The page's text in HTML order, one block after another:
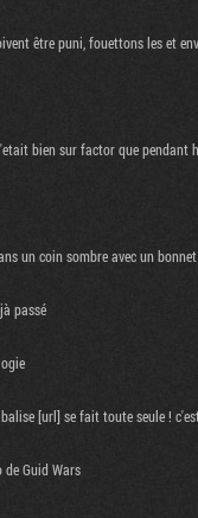
être puni, fouettons les et
bien sur factor que pendant
un coin sombre avec un
passé
[url] se fait toute seule !
Guid Wars